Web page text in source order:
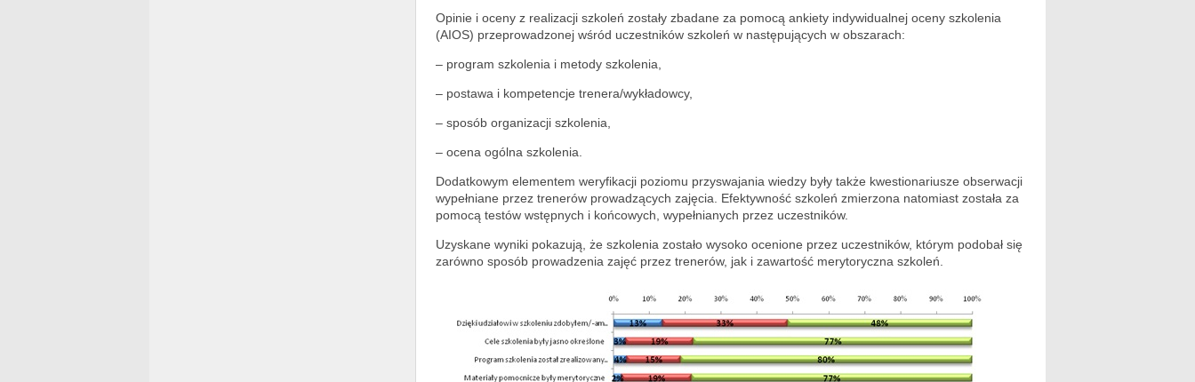
Opinie i oceny z realizacji szkoleń zostały zbadane za pomocą ankiety indywidualnej oceny szkolenia
(AIOS) przeprowadzonej wśród uczestników szkoleń w następujących w obszarach:
– program szkolenia i metody szkolenia,
– postawa i kompetencje trenera/wykładowcy,
– sposób organizacji szkolenia,
– ocena ogólna szkolenia.
Dodatkowym elementem weryfikacji poziomu przyswajania wiedzy były także kwestionariusze obserwacji
wypełniane przez trenerów prowadzących zajęcia. Efektywność szkoleń zmierzona natomiast została za
pomocą testów wstępnych i końcowych, wypełnianych przez uczestników.
Uzyskane wyniki pokazują, że szkolenia zostało wysoko ocenione przez uczestników, którym podobał się
zarówno sposób prowadzenia zajęć przez trenerów, jak i zawartość merytoryczna szkoleń.